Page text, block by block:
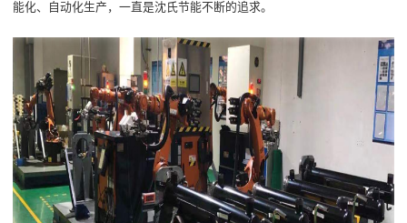
能化、 自动化生产 ，一直是沈氏节能不断的追求。